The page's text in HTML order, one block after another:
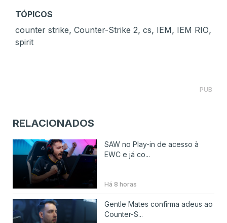
TÓPICOS
counter strike, Counter-Strike 2, cs, IEM, IEM RIO,
spirit
PUB
RELACIONADOS
SAW no Play-in de acesso à
EWC e já co...
Há 8 horas
Gentle Mates confirma adeus ao
Counter-S...